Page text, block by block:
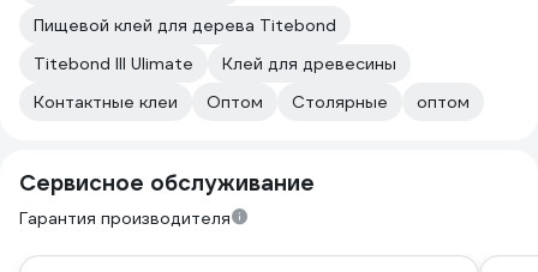
Пищевой клей для дерева Titebond
Titebond III Ulimate
Клей для древесины
Контактные клеи
Оптом Столярные оптом
Сервисное обслуживание
Гарантия производителя